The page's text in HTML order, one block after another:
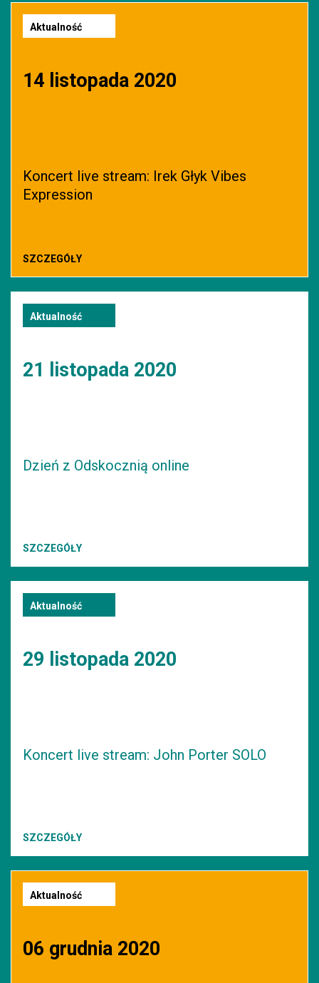
Aktualność
14 listopada 2020
Koncert live stream: Irek Głyk Vibes
Expression
SZCZEGÓŁY
Aktualność
21 listopada 2020
Dzień z Odskocznią online
SZCZEGÓŁY
Aktualność
29 listopada 2020
Koncert live stream: John Porter SOLO
SZCZEGÓŁY
Aktualność
06 grudnia 2020